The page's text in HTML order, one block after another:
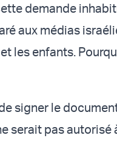
demande
aux médias
les enfants.
signer le
serait pas autorisé